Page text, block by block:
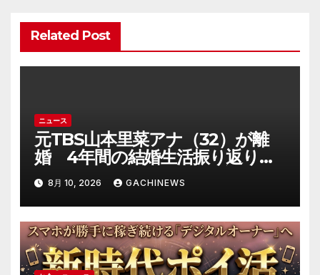
ン
Related Post
ニュース
元TBS山本里菜アナ（32）が離
婚 4年間の結婚生活振り返り
「ともに歩んできた道は宝物」
(J-CASTニュース)
8月 10, 2026 GACHINEWS